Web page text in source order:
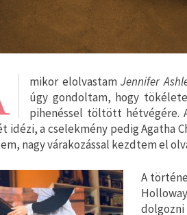
mikor elolvastamJennifer
úgy gondoltam, hogy
pihenéssel töltött hétvégére.
idézi, a cselekmény pedig Agatha
nagy várakozással kezdtem el
A
dolgozni